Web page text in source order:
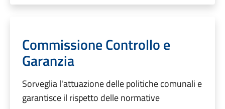
Commissione Controllo e
Garanzia
Sorveglia l'attuazione delle politiche comunali e
garantisce il rispetto delle normative